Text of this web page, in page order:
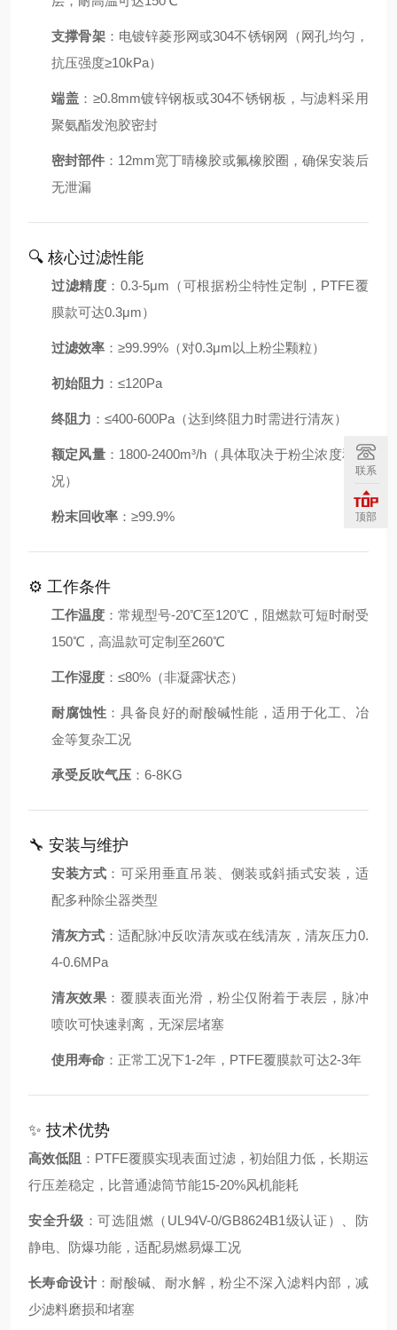
支撑骨架：电镀锌菱形网或304不锈钢网（网孔均匀，
抗压强度≥10kPa）
端盖 ：≥0.8mm镀锌钢板或304不锈钢板，与滤料采用
聚氨酯发泡胶密封
密封部件 ：12mm宽丁晴橡胶或氟橡胶圈，确保安装后
无泄漏
🔍 核心过滤性能
过滤精度 ：0.3-5μm（可根据粉尘特性定制，PTFE覆
膜款可达0.3μm）
过滤效率 ：≥99.99%（对0.3μm以上粉尘颗粒）
初始阻力 ：≤120Pa
终阻力 ：≤400-600Pa（达到终阻力时需进行清灰）
额定风量：1800-2400m³/h（具体取决于粉尘浓度和工
况）
粉末回收率 ：≥99.9%
⚙️ 工作条件
工作温度 ：常规型号-20℃至120℃，阻燃款可短时耐受
150℃，高温款可定制至260℃
工作湿度 ：≤80%（非凝露状态）
耐腐蚀性 ：具备良好的耐酸碱性能，适用于化工、冶
金等复杂工况
承受反吹气压 ：6-8KG
🔧 安装与维护
安装方式 ：可采用垂直吊装、侧装或斜插式安装，适
配多种除尘器类型
清灰方式 ：适配脉冲反吹清灰或在线清灰，清灰压力0.
4-0.6MPa
清灰效果 ：覆膜表面光滑，粉尘仅附着于表层，脉冲
喷吹可快速剥离，无深层堵塞
使用寿命 ：正常工况下1-2年，PTFE覆膜款可达2-3年
✨ 技术优势
高效低阻 ：PTFE覆膜实现表面过滤，初始阻力低，长期运
行压差稳定，比普通滤筒节能15-20%风机能耗
安全升级 ：可选阻燃（UL94V-0/GB8624B1级认证）、防
静电、防爆功能，适配易燃易爆工况
长寿命设计：耐酸碱、耐水解，粉尘不深入滤料内部，减
少滤料磨损和堵塞
联系
顶部